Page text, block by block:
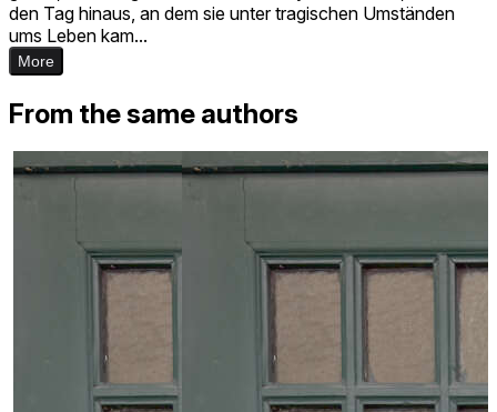
den Tag hinaus, an dem sie unter tragischen Umständen
ums Leben kam...
More
From the same authors